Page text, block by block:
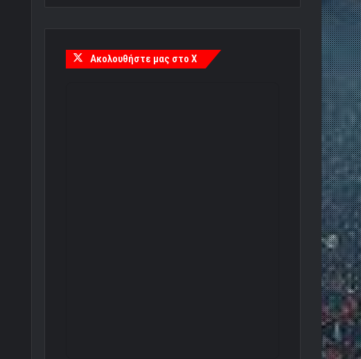
Ακολουθήστε μας στο X